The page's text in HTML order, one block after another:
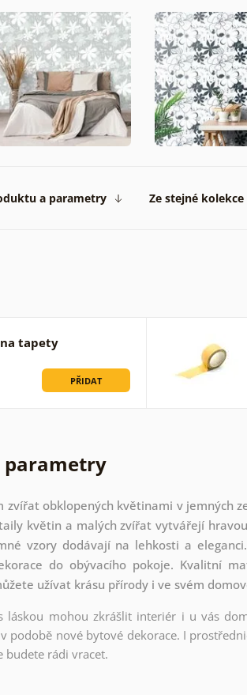
a parametry Ze stejné kolekce
tapety
PŘIDAT
parametry
obklopených květinami v jemných
květin a malých zvířat vytvářejí
vzory dodávají na lehkosti a
do obývacího pokoje. Kvalitní
užívat krásu přírody i ve svém
láskou mohou zkrášlit interiér i u vás
podobě nové bytové dekorace. I
rádi vracet.